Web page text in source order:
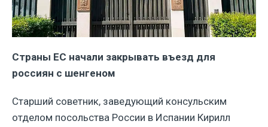
Страны ЕС начали закрывать въезд для
россиян с шенгеном
Старший советник, заведующий консульским
отделом посольства России в Испании Кирилл